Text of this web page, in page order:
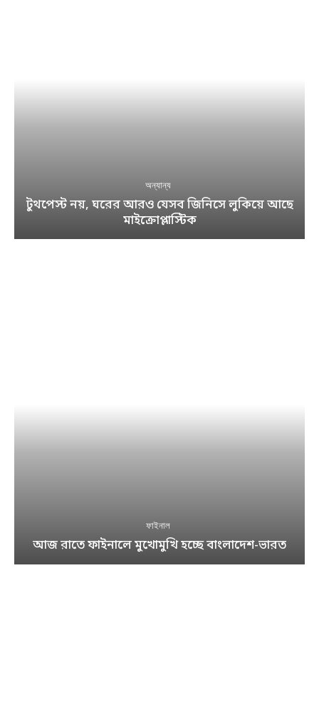
অন্যান্য
টুথপেস্ট নয়, ঘরের আরও যেসব জিনিসে লুকিয়ে আছে
মাইক্রোপ্লাস্টিক
ফাইনাল
আজ রাতে ফাইনালে মুখোমুখি হচ্ছে বাংলাদেশ-ভারত